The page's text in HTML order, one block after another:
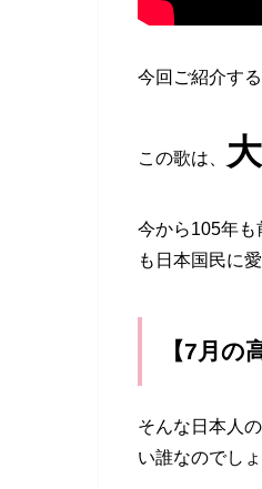
今回ご紹介す
この歌は、
今から105年
も日本国民に
【7月
そんな日本人
い誰なのでし